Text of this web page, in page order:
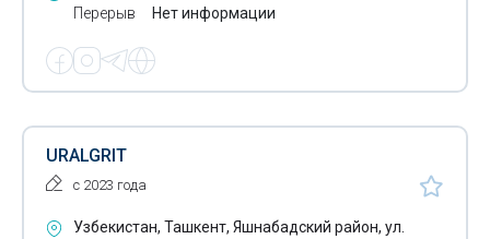
Перерыв
Нет информации
URALGRIT
с 2023 года
Узбекистан, Ташкент, Яшнабадский район, ул.